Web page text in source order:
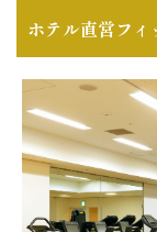
ホテル直営フィ